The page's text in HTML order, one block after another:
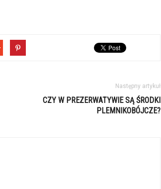
Następny artykuł
CZY W PREZERWATYWIE SĄ ŚRODKI
PLEMNIKOBÓJCZE?